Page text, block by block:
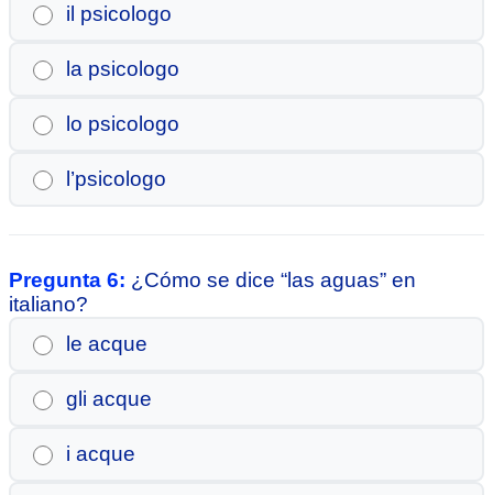
il psicologo
la psicologo
lo psicologo
l’psicologo
Pregunta 6: ¿Cómo se dice “las aguas” en
italiano?
le acque
gli acque
i acque